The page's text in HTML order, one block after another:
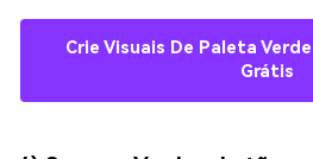
Crie Visuais De Paleta
Grátis